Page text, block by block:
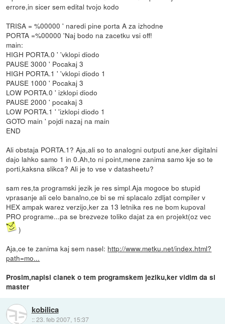
errore,in sicer sem edital tvojo kodo
TRISA = %00000 ' naredi pine porta A za izhodne
PORTA =%00000 'Naj bodo na zacetku vsi off!
main:
HIGH PORTA.0 ' 'vklopi diodo
PAUSE 3000 ' Pocakaj 3
HIGH PORTA.1 ' 'vklopi diodo 1
PAUSE 1000 ' Pocakaj 3
LOW PORTA.0 ' izklopi diodo
PAUSE 2000 ' pocakaj 3
LOW PORTA.1 ' 'izklopi diodo 1
GOTO main ' pojdi nazaj na main
END
Ali obstaja PORTA.1? Aja,ali so to analogni outputi ane,ker digitalni
dajo lahko samo 1 in 0.Ah,to ni point,mene zanima samo kje so te
porti,kaksna slikca? Ali je to vse v datasheetu?
sam res,ta programski jezik je res simpl.Aja mogoce bo stupid
vprasanje ali celo banalno,ce bi se mi splacalo zdljat compiler v
HEX ampak warez verzijo,ker za 13 letnika res ne bom kupoval
PRO programe...pa se brezveze toliko dajat za en projekt(oz vec
)
Aja,ce te zanima kaj sem nasel: http://www.metku.net/index.html?
path=mo...
Prosim,napisi clanek o tem programskem jeziku,ker vidim da si
master
kobilica
::23. feb 2007, 15:37